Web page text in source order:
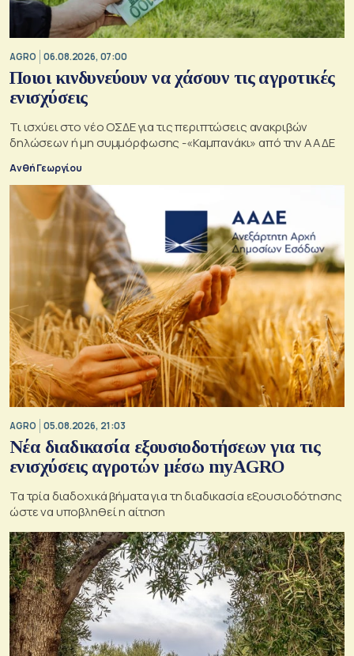
AGRO 06.08.2026, 07:00
Ποιοι κινδυνεύουν να χάσουν τις αγροτικές
ενισχύσεις
Τι ισχύει στο νέο ΟΣΔΕ για τις περιπτώσεις ανακριβών
δηλώσεων ή μη συμμόρφωσης -«Καμπανάκι» από την ΑΑΔΕ
Ανθή Γεωργίου
AGRO 05.08.2026, 21:03
Νέα διαδικασία εξουσιοδοτήσεων για τις
ενισχύσεις αγροτών μέσω myAGRO
Τα τρία διαδοχικά βήματα για τη διαδικασία εξουσιοδότησης
ώστε να υποβληθεί η αίτηση